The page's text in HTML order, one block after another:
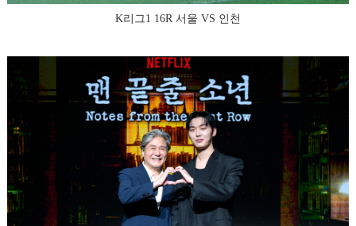
K리그1 16R 서울 VS 인천